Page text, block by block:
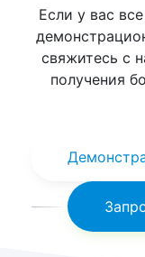
Если у вас
свяжитесь с
получения